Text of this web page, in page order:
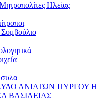
Ηλείας
ΑΝΙΑΤΩΝ ΠΥΡΓΟΥ Η
ΒΑΣΙΛΕΙΑΣ